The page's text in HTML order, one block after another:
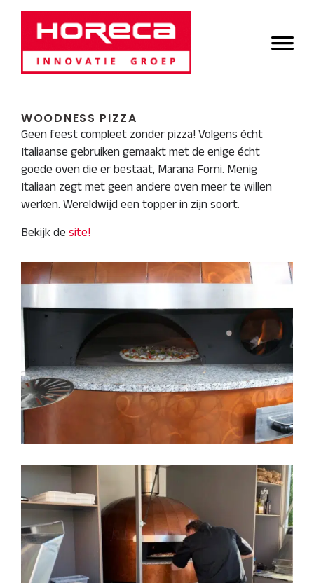
Door
naar
de
hoofd
Horeca Innovatie
Groep
Header
WOODNESS PIZZA
Geen feest compleet zonder pizza! Volgens écht
Italiaanse gebruiken gemaakt met de enige écht
goede oven die er bestaat, Marana Forni. Menig
Italiaan zegt met geen andere oven meer te willen
werken. Wereldwijd een topper in zijn soort.
Bekijk de site!